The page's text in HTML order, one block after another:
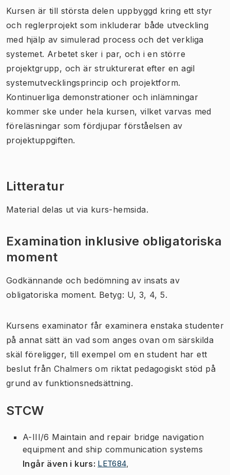
Kursen är till största delen uppbyggd kring ett styr
och reglerprojekt som inkluderar både utveckling
med hjälp av simulerad process och det verkliga
systemet. Arbetet sker i par, och i en större
projektgrupp, och är strukturerat efter en agil
systemutvecklingsprincip och projektform.
Kontinuerliga demonstrationer och inlämningar
kommer ske under hela kursen, vilket varvas med
föreläsningar som fördjupar förståelsen av
projektuppgiften.
Litteratur
Material delas ut via kurs-hemsida.
Examination inklusive obligatoriska
moment
Godkännande och bedömning av insats av
obligatoriska moment. Betyg: U, 3, 4, 5.
Kursens examinator får examinera enstaka studenter
på annat sätt än vad som anges ovan om särskilda
skäl föreligger, till exempel om en student har ett
beslut från Chalmers om riktat pedagogiskt stöd på
grund av funktionsnedsättning.
STCW
A-III/6 Maintain and repair bridge navigation
equipment and ship communication systems
Ingår även i kurs: LET684,